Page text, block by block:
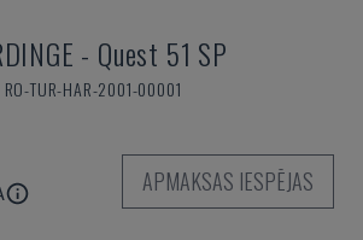
- Quest 51 SP
RO-TUR-HAR-2001-00001
APMAKSAS IESPĒJAS